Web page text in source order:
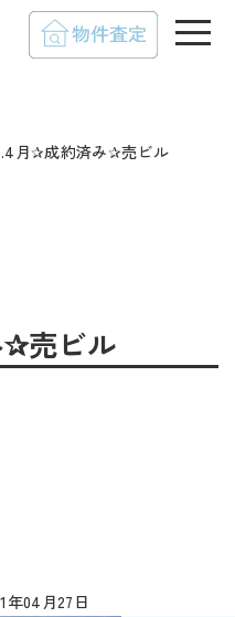
月✰成約済み✰売ビル
✰売ビル
年04月27日